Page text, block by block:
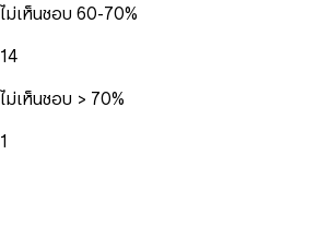
ไม่เห็นชอบ 60-70%
14
ไม่เห็นชอบ > 70%
1